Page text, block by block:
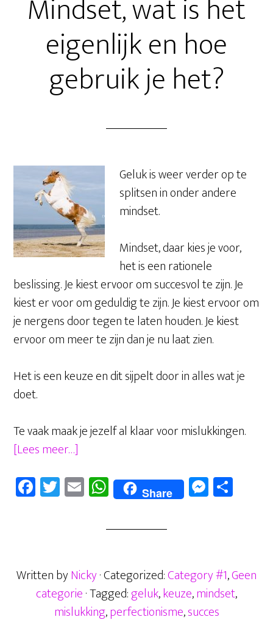
Mindset, wat is het
eigenlijk en hoe
gebruik je het?
Geluk is weer verder op te
splitsen in onder andere
mindset.
Mindset, daar kies je voor,
het is een rationele
beslissing. Je kiest ervoor om succesvol te zijn. Je
kiest er voor om geduldig te zijn. Je kiest ervoor om
je nergens door tegen te laten houden. Je kiest
ervoor om meer te zijn dan je nu laat zien.
Het is een keuze en dit sijpelt door in alles wat je
doet.
Te vaak maak je jezelf al klaar voor mislukkingen.
[Lees meer…]
is
gebruik
je
het?
Fa
ce
k
T
wi
E
m
W
ha
ts
p
p
Share M
es
ge
r
Written byNicky· Categorized:Category #1,Geen
categorie· Tagged:geluk,keuze,mindset,
mislukking,perfectionisme,succes